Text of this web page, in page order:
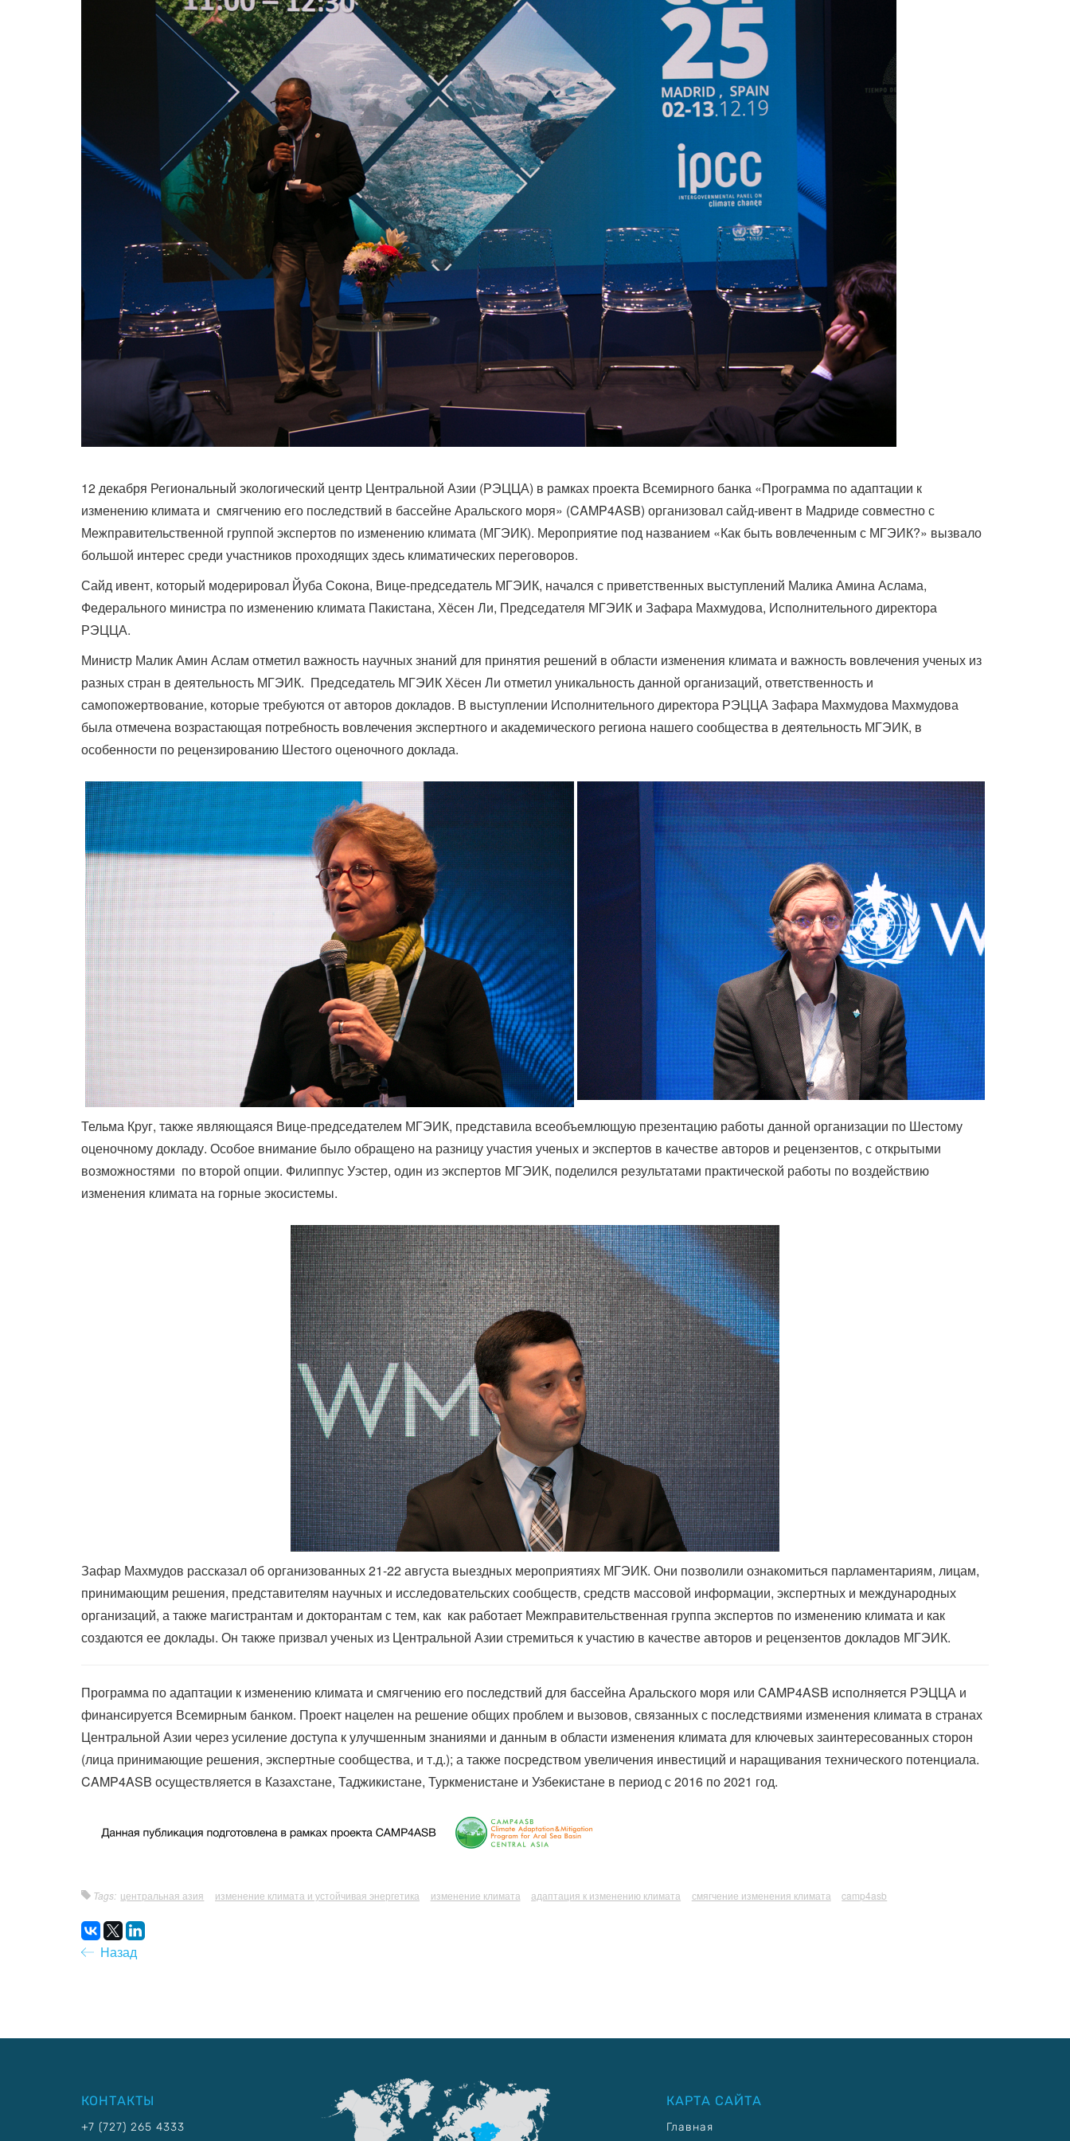
12 декабря Региональный экологический центр Центральной Азии (РЭЦЦА) в рамках проекта Всемирного банка «Программа по адаптации к
изменению климата и смягчению его последствий в бассейне Аральского моря» (CAMP4ASB) организовал сайд-ивент в Мадриде совместно с
Межправительственной группой экспертов по изменению климата (МГЭИК). Мероприятие под названием «Как быть вовлеченным с МГЭИК?» вызвало
большой интерес среди участников проходящих здесь климатических переговоров.
Сайд ивент, который модерировал Йуба Сокона, Вице-председатель МГЭИК, начался с приветственных выступлений Малика Амина Аслама,
Федерального министра по изменению климата Пакистана, Хёсен Ли, Председателя МГЭИК и Зафара Махмудова, Исполнительного директора
РЭЦЦА.
Министр Малик Амин Аслам отметил важность научных знаний для принятия решений в области изменения климата и важность вовлечения ученых из
разных стран в деятельность МГЭИК. Председатель МГЭИК Хёсен Ли отметил уникальность данной организаций, ответственность и
самопожертвование, которые требуются от авторов докладов. В выступлении Исполнительного директора РЭЦЦА Зафара Махмудова Махмудова
была отмечена возрастающая потребность вовлечения экспертного и академического региона нашего сообщества в деятельность МГЭИК, в
особенности по рецензированию Шестого оценочного доклада.
Тельма Круг, также являющаяся Вице-председателем МГЭИК, представила всеобъемлющую презентацию работы данной организации по Шестому
оценочному докладу. Особое внимание было обращено на разницу участия ученых и экспертов в качестве авторов и рецензентов, с открытыми
возможностями по второй опции. Филиппус Уэстер, один из экспертов МГЭИК, поделился результатами практической работы по воздействию
изменения климата на горные экосистемы.
Зафар Махмудов рассказал об организованных 21-22 августа выездных мероприятиях МГЭИК. Они позволили ознакомиться парламентариям, лицам,
принимающим решения, представителям научных и исследовательских сообществ, средств массовой информации, экспертных и международных
организаций, а также магистрантам и докторантам с тем, как как работает Межправительственная группа экспертов по изменению климата и как
создаются ее доклады. Он также призвал ученых из Центральной Азии стремиться к участию в качестве авторов и рецензентов докладов МГЭИК.
Программа по адаптации к изменению климата и смягчению его последствий для бассейна Аральского моря или CAMP4ASB исполняется РЭЦЦА и
финансируется Всемирным банком. Проект нацелен на решение общих проблем и вызовов, связанных с последствиями изменения климата в странах
Центральной Азии через усиление доступа к улучшенным знаниями и данным в области изменения климата для ключевых заинтересованных сторон
(лица принимающие решения, экспертные сообщества, и т.д.); а также посредством увеличения инвестиций и наращивания технического потенциала.
CAMP4ASB осуществляется в Казахстане, Таджикистане, Туркменистане и Узбекистане в период с 2016 по 2021 год.
Tags: центральная азия изменение климата и устойчивая энергетика изменение климата адаптация к изменению климата смягчение изменения климата camp4asb
Назад
КОНТАКТЫ
+7 (727) 265 4333
КАРТА САЙТА
Главная